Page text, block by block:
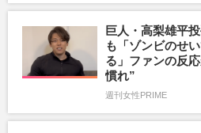
巨人・高梨雄平
も「ゾンビのせ
る」ファンの反
慣れ”
週刊女性PRIME